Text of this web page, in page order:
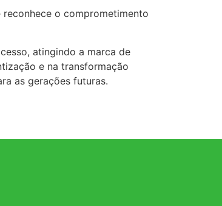
reconhece o comprometimento
atingindo a marca de
e na transformação
as gerações futuras.